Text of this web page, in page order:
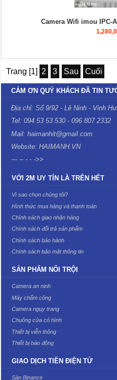
Camera Wifi imou IPC-
Trang [1] 2 3 Sau Cuối
CẢM ƠN QUÝ KHÁCH ĐÃ TIN
Địa chỉ: Số 9/92 - Lê Ninh - Vinh
Tel: 094 53 53 530 - 096 807 2332
Mail: haimanhit@gmail.com
Website: HAIMANH.VN
--- -- - - ->>
VỚI 2M UY TÍN LÀ TRÊN HẾT
Vì sao chọn chúng tôi?
Hình thức mua hàng và thanh toán
Chính sách giao nhận hàng
Chính sách đổi trả sản phẩm
Chính sách bảo hành
Chính sách bảo mật thông tin
SẢN PHẨM NỔI TRỘI
Camera an ninh
Máy chấm công
Camera ngụy trang
Chuông cửa có hình
Thiết bị viễn thông
Thiết bị báo động
GIAO DỊCH TIỀN ĐIỆN TỬ
Sàn Binance